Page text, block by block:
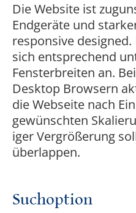
Die Website ist
Endgeräte und
responsive
sich entsprechend
Fensterbreiten an.
Desktop Browsern
die Webseite nach
gewünschten
iger Vergrößerung
überlappen.
Suchoption